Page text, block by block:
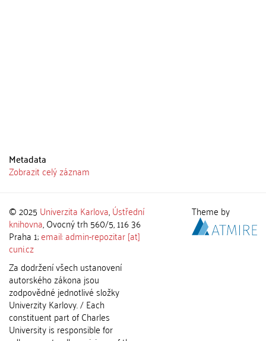
Metadata
Zobrazit celý záznam
© 2025 Univerzita Karlova,Ústřední
knihovna, Ovocný trh 560/5, 116 36
Praha 1;email: admin-repozitar [at]
cuni.cz
Za dodržení všech ustanovení
autorského zákona jsou
zodpovědné jednotlivé složky
Univerzity Karlovy. / Each
constituent part of Charles
University is responsible for
Theme by